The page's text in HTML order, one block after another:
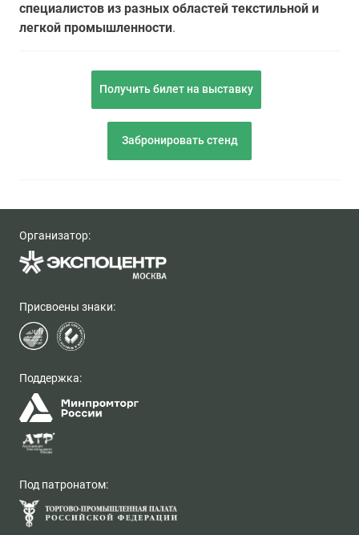
специалистов из разных областей текстильной и
легкой промышленности.
Получить билет на выставку
Забронировать стенд
Организатор:
Присвоены знаки:
Поддержка:
Под патронатом: